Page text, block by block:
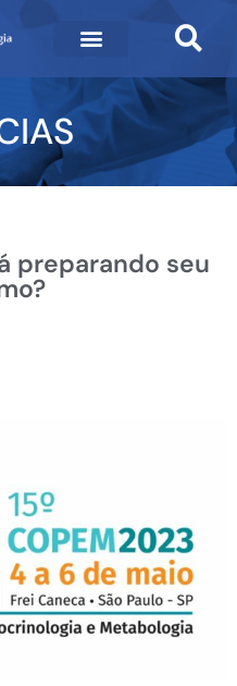
preparando seu